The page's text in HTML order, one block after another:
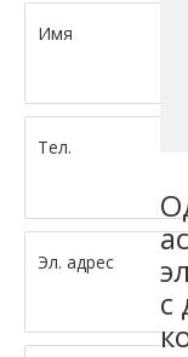
Имя
Тел.
Эл. адрес
с